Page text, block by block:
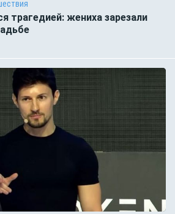
трагедией: жениха зарезали